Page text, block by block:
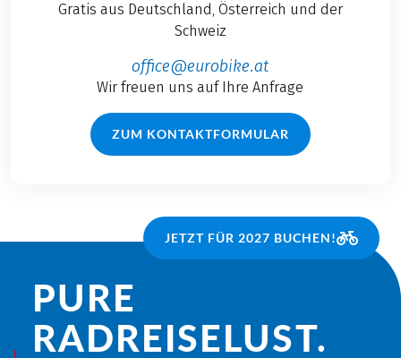
Gratis aus Deutschland, Österreich und der
Schweiz
office@eurobike.at
Wir freuen uns auf Ihre Anfrage
ZUM KONTAKTFORMULAR
PURE
RADREISE­LUST.
JETZT FÜR 2027 BUCHEN!